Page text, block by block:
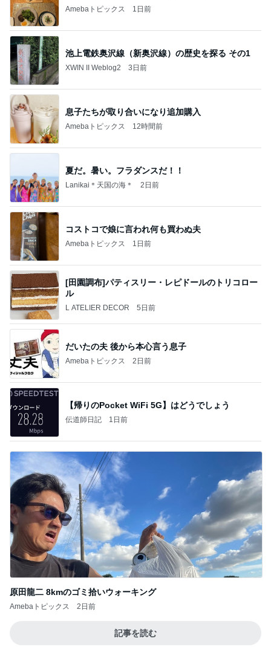
Amebaトピックス 1日前
池上電鉄奥沢線（新奥沢線）の歴史を探る その1
XWIN II Weblog2 3日前
息子たちが取り合いになり追加購入
Amebaトピックス 12時間前
夏だ。暑い。フラダンスだ！！
Lanikai＊天国の海＊ 2日前
コストコで娘に言われ何も買わぬ夫
Amebaトピックス 1日前
[田園調布]パティスリー・レピドールのトリコロー
ル
L ATELIER DECOR 5日前
だいたの夫 後から本心言う息子
Amebaトピックス 2日前
【帰りのPocket WiFi 5G】はどうでしょう
伝道師日記 1日前
原田龍二 8kmのゴミ拾いウォーキング
Amebaトピックス 2日前
記事を読む